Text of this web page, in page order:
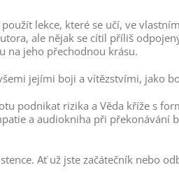
lekce, které se učí, ve
ale nějak se cítil příliš
na jeho přechodnou krásu.
jejími boji a vítězstvími, jako
podnikat rizika a Věda kříže s
a audiokniha při překonávání
Ať už jste začátečník nebo